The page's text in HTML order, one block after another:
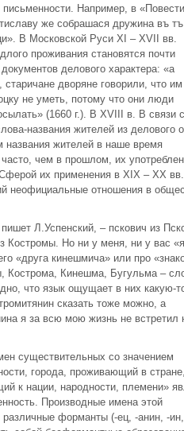
Например, в «Повести
же собрашася дружина въ
В Московской Руси XI – XVII вв.
проживания становятся почти
делового характера: «а
старичане дворяне говорили, что
не уметь, потому что они люди
(1660 г.). В XVIII в. В связи с
названия жителей из делового
названия жителей в наше время
чем в прошлом, их
их применения в XIX – XX вв.
неофициальные отношения в
Л.Успенский, – пскович из
Костромы. Но ни у меня, ни у вас
«друга кинешмича» или про
Кострома, Кинешма, Бугульма –
что язык ощущает в них какую-
сказать тоже можно, а
я за всю мою жизнь не встретил
существительных со значением
города, проживающий в
к нации, народности, племени»
Производные имена этой
различные форманты (-ец, -анин, -